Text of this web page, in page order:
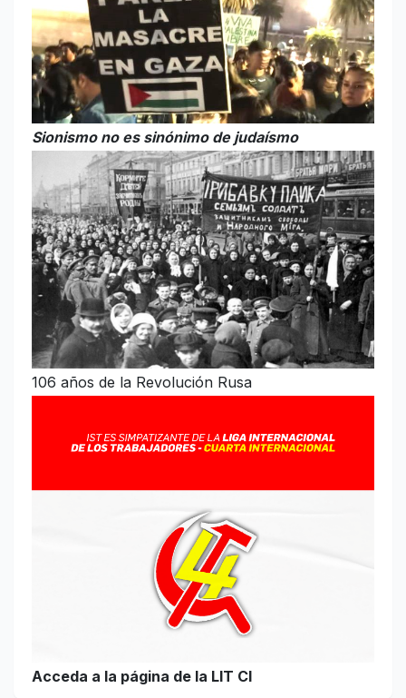
Sionismo no es sinónimo de judaísmo
106 años de la Revolución Rusa
Acceda a la página de la LIT CI